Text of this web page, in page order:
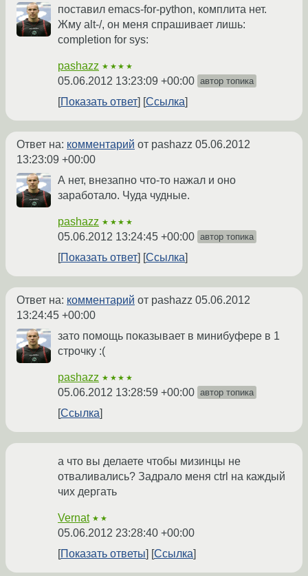
поставил emacs-for-python, комплита нет.
Жму alt-/, он меня спрашивает лишь:
completion for sys:
pashazz ★★★★
05.06.2012 13:23:09 +00:00 автор топика
Показать ответ Ссылка
Ответ на: комментарий от pashazz 05.06.2012
13:23:09 +00:00
А нет, внезапно что-то нажал и оно
заработало. Чуда чудные.
pashazz ★★★★
05.06.2012 13:24:45 +00:00 автор топика
Показать ответ Ссылка
Ответ на: комментарий от pashazz 05.06.2012
13:24:45 +00:00
зато помощь показывает в минибуфере в 1
строчку :(
pashazz ★★★★
05.06.2012 13:28:59 +00:00 автор топика
Ссылка
а что вы делаете чтобы мизинцы не
отваливались? Задрало меня ctrl на каждый
чих дергать
Vernat ★★
05.06.2012 23:28:40 +00:00
Показать ответы
Ссылка